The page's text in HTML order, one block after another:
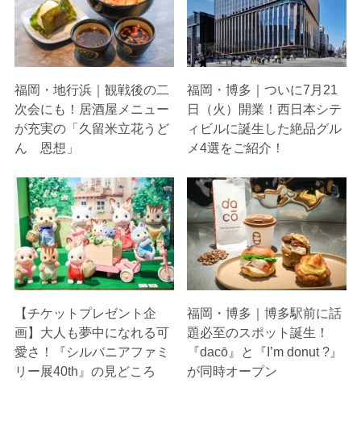
福岡・地行浜｜観戦後の二
次会にも！居酒屋メニュー
が充実の「久留米立花うど
ん 恩想」
福岡・博多｜ついに7月21
日（火）開業！西日本シテ
ィビルに誕生した絶品グル
メ4選をご紹介！
【チケットプレゼント企
画】大人も夢中になれる可
愛さ！『シルバニアファミ
リー展40th』の見どころ
福岡・博多｜博多駅前に話
題必至のスポット誕生！
『dacō』と『I’m donut ?』
が同時オープン